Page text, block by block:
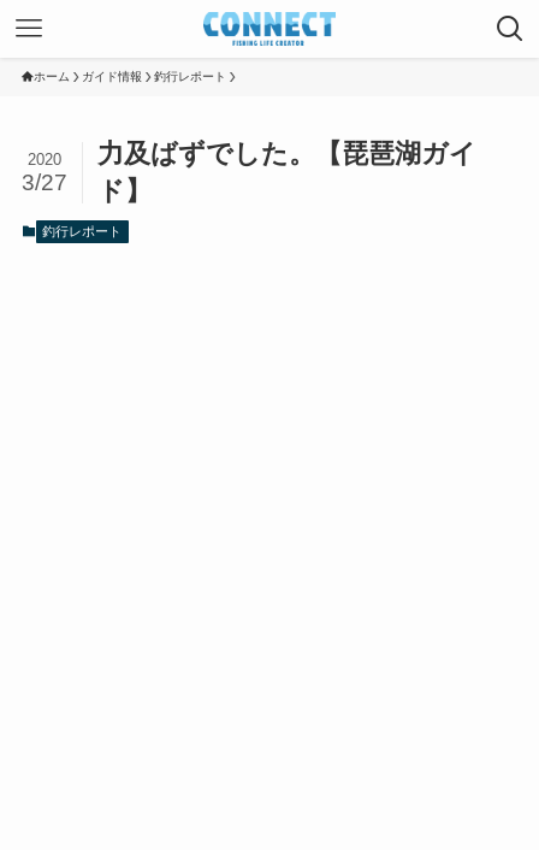
ホーム ガイド情報 釣行レポート
力及ばずでした。【琵琶湖ガイ
ド】
2020
3/27
釣行レポート